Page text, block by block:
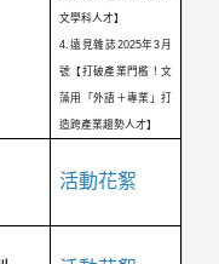
文學科人才】
4.遠見雜誌2025年3月
號【打破產業門檻！文
藻用「外語＋專業」打
造跨產業趨勢人才】
活動花絮